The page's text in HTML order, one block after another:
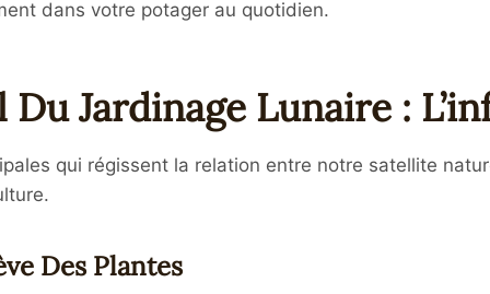
dans votre potager au quotidien.
Jardinage Lunaire :
qui régissent la relation entre notre satellite
Des Plantes